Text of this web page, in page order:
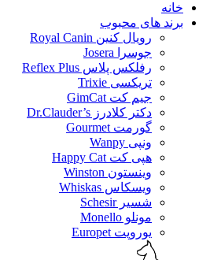
خانه
برند های محبوب
رویال کنین Royal Canin
جوسرا Josera
رفلکس پلاس Reflex Plus
تریکسی Trixie
جیم کت GimCat
دکتر کلادرز Dr.Clauder’s
گورمت Gourmet
ونپی Wanpy
هپی کت Happy Cat
وینستون Winston
ویسکاس Whiskas
شسیر Schesir
مونلو Monello
یوروپت Europet